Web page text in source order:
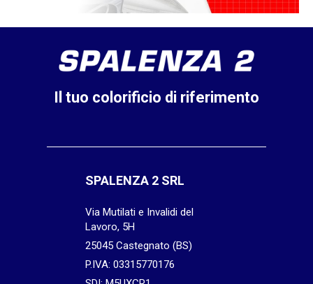
Il tuo colorificio di riferimento
SPALENZA 2 SRL
Via Mutilati e Invalidi del
Lavoro, 5H
25045 Castegnato (BS)
P.IVA: 03315770176